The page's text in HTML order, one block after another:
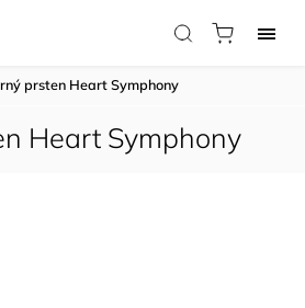
prsten Heart Symphony
Heart Symphony